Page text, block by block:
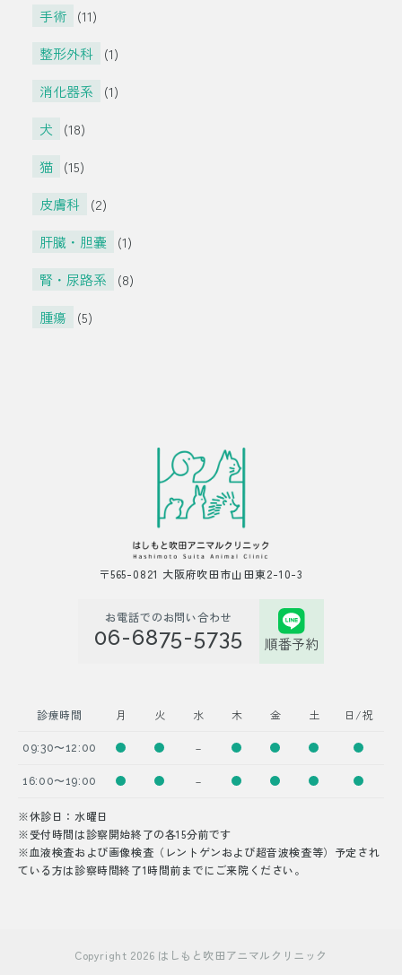
手術
(11)
整形外科
(1)
消化器系
(1)
犬
(18)
猫
(15)
皮膚科
(2)
肝臓・胆嚢
(1)
腎・尿路系
(8)
腫瘍
(5)
〒565-0821 大阪府吹田市山田東2-10-3
お電話でのお問い合わせ
06-6875-5735 順番予約
診療時間 月 火 水 木 金 土 日/祝
09:30〜12:00 －
16:00〜19:00 －
※休診日：水曜日
※受付時間は診察開始終了の各15分前です
※血液検査および画像検査（レントゲンおよび超音波検査等）予定され
ている方は診察時間終了1時間前までにご来院ください。
Copyright 2026 はしもと吹田アニマルクリニック